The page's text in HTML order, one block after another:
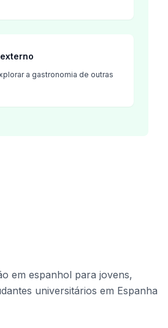
a gastronomia de outras
em espanhol para jovens,
universitários em Espanha